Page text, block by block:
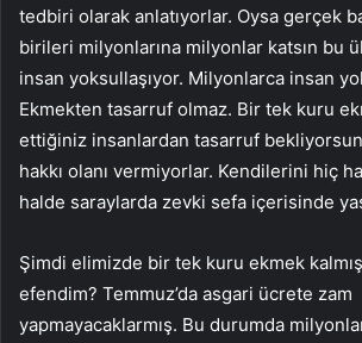
tedbiri olarak anlatıyorlar. Oysa gerçek
birileri milyonlarına milyonlar katsın bu
insan yoksullaşıyor. Milyonlarca insan
Ekmekten tasarruf olmaz. Bir tek kuru
ettiğiniz insanlardan tasarruf
hakkı olanı vermiyorlar. Kendilerini hiç
halde saraylarda zevki sefa içerisinde
Şimdi elimizde bir tek kuru ekmek
efendim? Temmuz’da asgari ücrete zam
yapmayacaklarmış. Bu durumda